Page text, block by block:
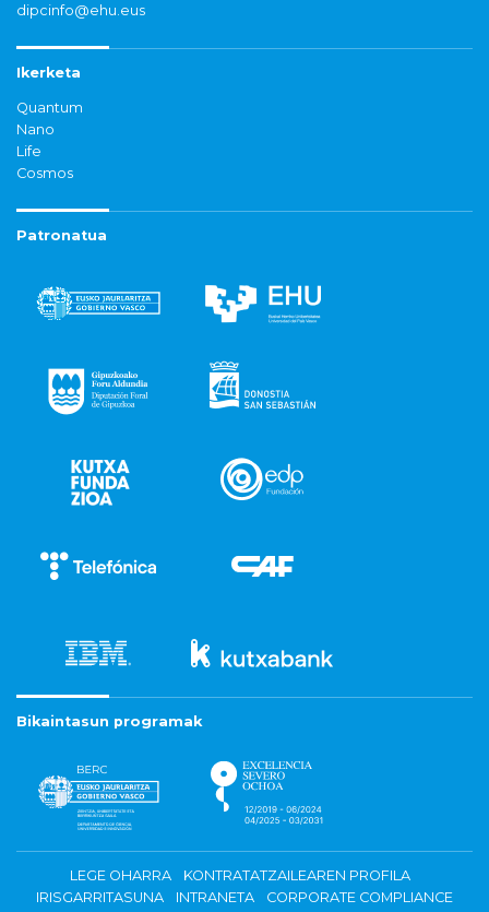
dipcinfo@ehu.eus
Ikerketa
Quantum
Nano
Life
Cosmos
Patronatua
Bikaintasun programak
LEGE OHARRA
KONTRATATZAILEAREN PROFILA
IRISGARRITASUNA
INTRANETA CORPORATE COMPLIANCE